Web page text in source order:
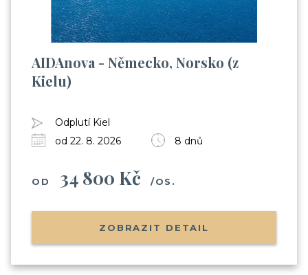
AIDAnova - Německo, Norsko (z
Kielu)
Odplutí Kiel
od 22. 8. 2026
8 dnů
OD 34 800 Kč /OS.
ZOBRAZIT DETAIL